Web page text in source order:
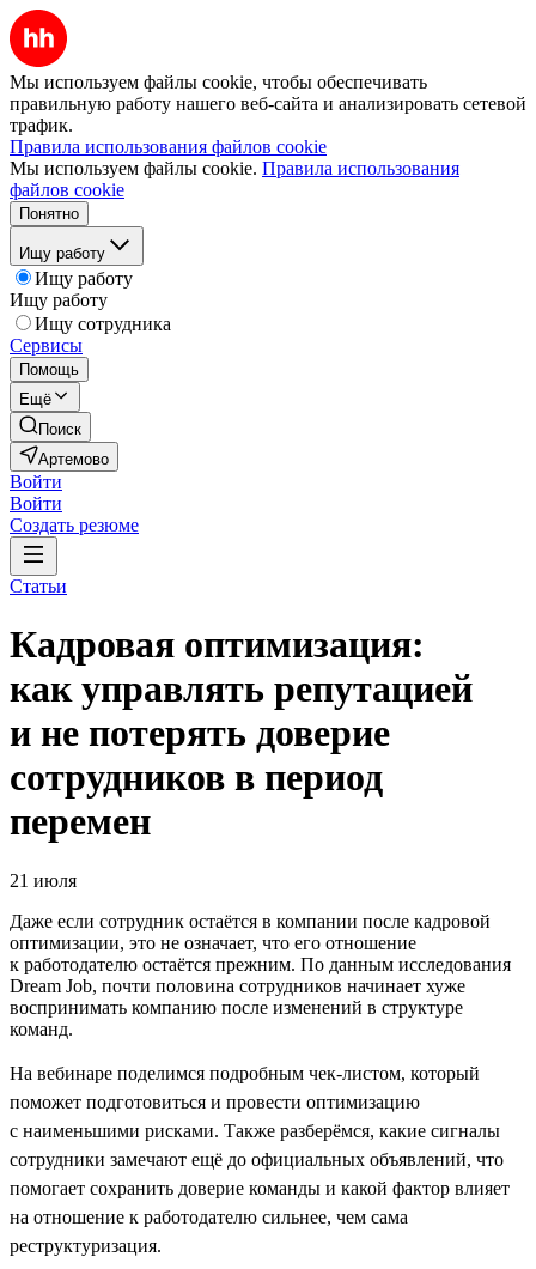
Мы используем файлы cookie, чтобы обеспечивать
правильную работу нашего веб-сайта и анализировать сетевой
трафик.
Правила использования файлов cookie
Мы используем файлы cookie. Правила использования
файлов cookie
Понятно
Ищу работу
Ищу работу
Ищу работу
Ищу сотрудника
Сервисы
Помощь
Ещё
Поиск
Артемово
Войти
Войти
Создать резюме
Статьи
Кадровая оптимизация:
как управлять репутацией
и не потерять доверие
сотрудников в период
перемен
21 июля
Даже если сотрудник остаётся в компании после кадровой
оптимизации, это не означает, что его отношение
к работодателю остаётся прежним. По данным исследования
Dream Job, почти половина сотрудников начинает хуже
воспринимать компанию после изменений в структуре
команд.
На вебинаре поделимся подробным чек-листом, который
поможет подготовиться и провести оптимизацию
с наименьшими рисками. Также разберёмся, какие сигналы
сотрудники замечают ещё до официальных объявлений, что
помогает сохранить доверие команды и какой фактор влияет
на отношение к работодателю сильнее, чем сама
реструктуризация.